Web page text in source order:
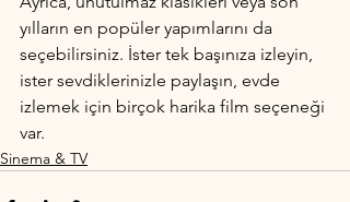
yılların en popüler yapımlarını da
seçebilirsiniz. İster tek başınıza izleyin,
ister sevdiklerinizle paylaşın, evde
izlemek için birçok harika film seçeneği
var.
Sinema & TV